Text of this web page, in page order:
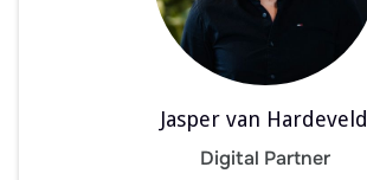
Jasper van Hardeveld
Digital Partner